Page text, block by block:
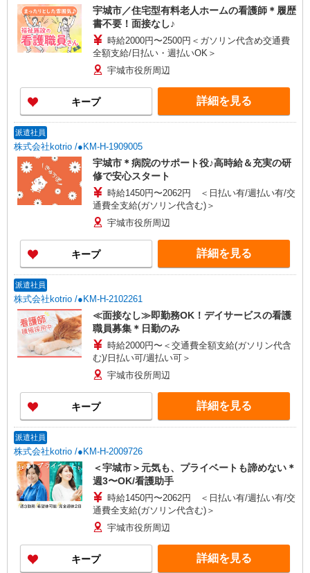
宇城市／住宅型有料老人ホームの看護師＊履歴
書不要！面接なし♪
時給2000円〜2500円＜ガソリン代含め交通費
全額支給/日払い・週払いOK＞
宇城市役所周辺
キープ 詳細を見る
派遣社員
株式会社kotrio /●KM-H-1909005
宇城市＊病院のサポート役♪高時給＆充実の研
修で安心スタート
時給1450円〜2062円 ＜日払い有/週払い有/交
通費全支給(ガソリン代含む)＞
宇城市役所周辺
キープ 詳細を見る
派遣社員
株式会社kotrio /●KM-H-2102261
≪面接なし≫即勤務OK！デイサービスの看護
職員募集＊日勤のみ
時給2000円〜＜交通費全額支給(ガソリン代含
む)/日払い可/週払い可＞
宇城市役所周辺
キープ 詳細を見る
派遣社員
株式会社kotrio /●KM-H-2009726
＜宇城市＞元気も、プライベートも諦めない＊
週3〜OK/看護助手
時給1450円〜2062円 ＜日払い有/週払い有/交
通費全支給(ガソリン代含む)＞
宇城市役所周辺
キープ 詳細を見る